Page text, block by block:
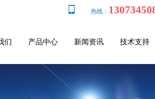
热线：
们 产品中心 新闻资讯 技术支持